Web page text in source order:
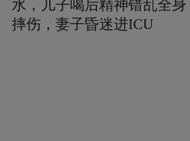
水，儿子喝后精神错乱全身
摔伤，妻子昏迷进ICU